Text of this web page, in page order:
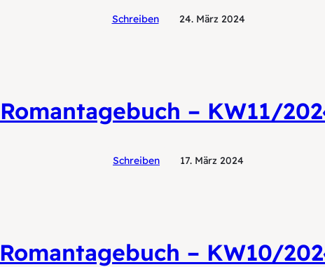
Schreiben 24. März 2024
Romantagebuch – KW11/
Schreiben 17. März 2024
Romantagebuch – KW10/